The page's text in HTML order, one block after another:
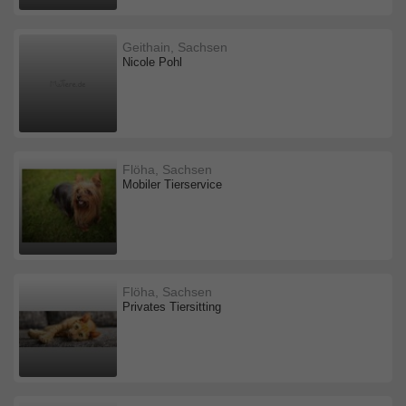
Nicole Pohl
Geithain, Sachsen
Mobiler Tierservice
Flöha, Sachsen
Privates Tiersitting
Flöha, Sachsen